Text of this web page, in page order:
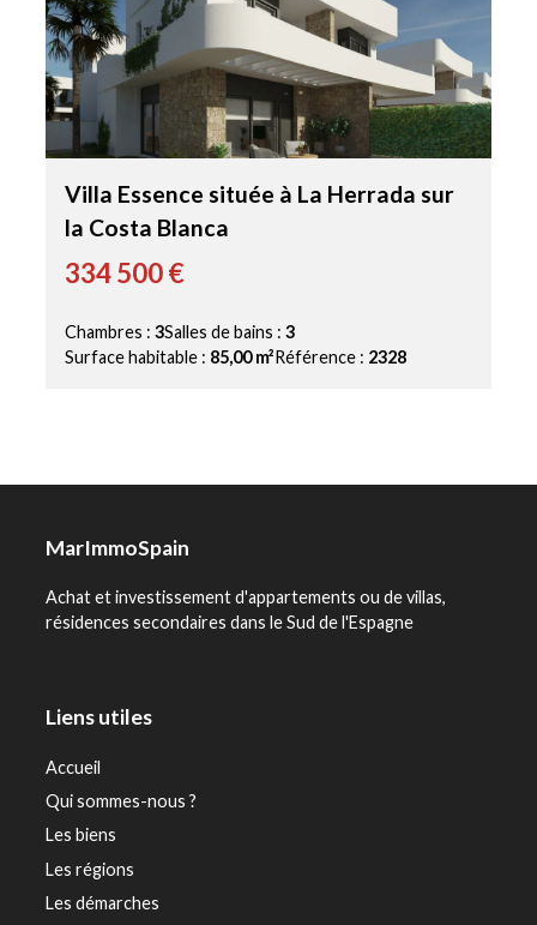
Villa Essence située à La Herrada sur
la Costa Blanca
334 500 €
Chambres :3Salles de bains :3
Surface habitable : 85,00 m²Référence : 2328
MarImmoSpain
Achat et investissement d'appartements ou de villas,
résidences secondaires dans le Sud de l'Espagne
Liens utiles
Accueil
Qui sommes-nous ?
Les biens
Les régions
Les démarches